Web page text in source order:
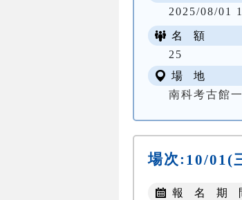
2025/08/01
名 額
25
場 地
南科考古館
場次: 10/01(
報 名 期